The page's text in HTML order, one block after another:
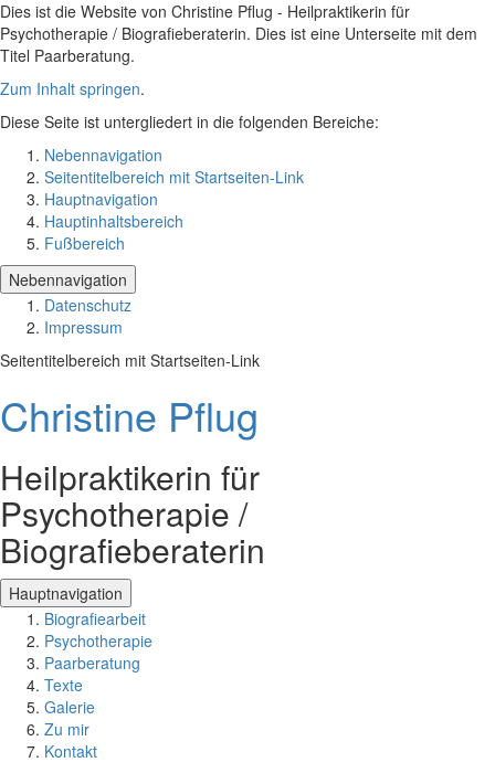
Dies ist die Website von Christine Pflug - Heilpraktikerin für
Psychotherapie / Biografieberaterin. Dies ist eine Unterseite mit dem
Titel Paarberatung.
Zum Inhalt springen.
Diese Seite ist untergliedert in die folgenden Bereiche:
Nebennavigation
Seitentitelbereich mit Startseiten-Link
Hauptnavigation
Hauptinhaltsbereich
Fußbereich
Nebennavigation
Datenschutz
Impressum
Seitentitelbereich mit Startseiten-Link
Christine Pflug
Heilpraktikerin für
Psychotherapie /
Biografieberaterin
Hauptnavigation
Biografiearbeit
Psychotherapie
Paarberatung
Texte
Galerie
Zu mir
Kontakt